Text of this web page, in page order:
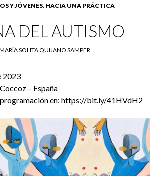
Y JÓVENES. HACIA UNA PRÁCTICA
DEL AUTISMO
MARÍA SOLITA QUIJANO SAMPER
2023
– España
en:https://bit.ly/41HVdH2